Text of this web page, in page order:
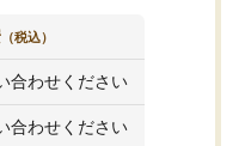
（税込）
合わせください
合わせください